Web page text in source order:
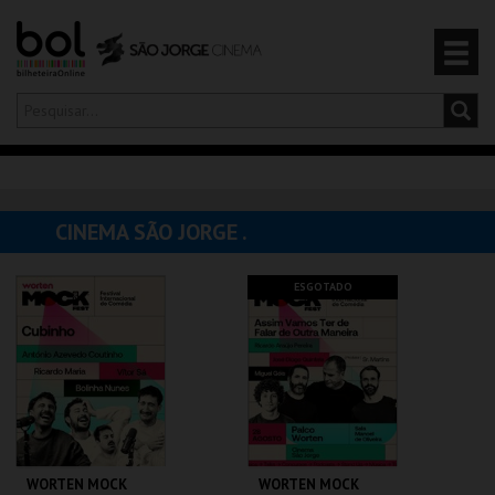
Olá,iniciar sessão
CARRINHO
EVENTOS
CARTÕES
PRODUTOS
CINEMA SÃO JORGE .
WORTEN MOCK
ESGOTADO
WORTEN MOCK